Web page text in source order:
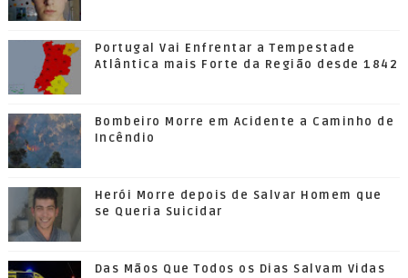
Portugal Vai Enfrentar a Tempestade
Atlântica mais Forte da Região desde 1842
Bombeiro Morre em Acidente a Caminho de
Incêndio
Herói Morre depois de Salvar Homem que
se Queria Suicidar
Das Mãos Que Todos os Dias Salvam Vidas